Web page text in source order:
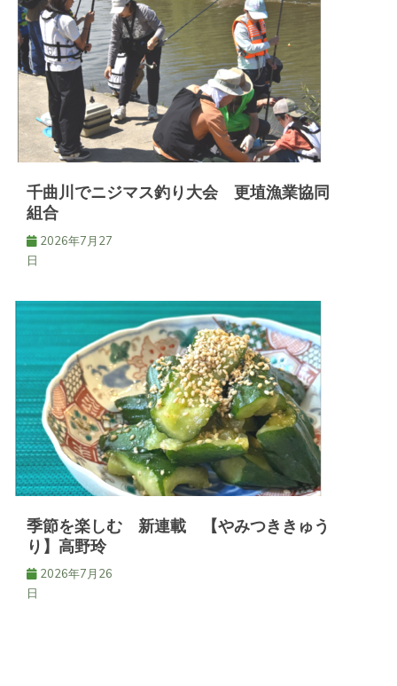
千曲川でニジマス釣り大会 更埴漁業協同
組合
2026年7月27
日
季節を楽しむ 新連載 【やみつききゅう
り】高野玲
2026年7月26
日